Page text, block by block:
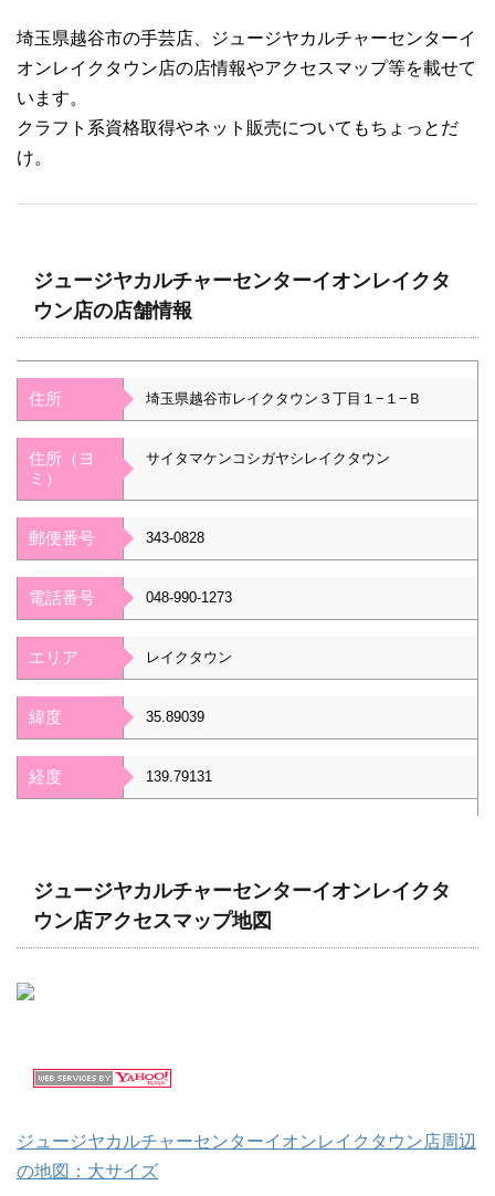
埼玉県越谷市の手芸店、ジュージヤカルチャーセンターイ
オンレイクタウン店の店情報やアクセスマップ等を載せて
います。
クラフト系資格取得やネット販売についてもちょっとだ
け。
ジュージヤカルチャーセンターイオンレイクタ
ウン店の店舗情報
住所 埼玉県越谷市レイクタウン３丁目１−１−Ｂ
住所（ヨ
ミ）
サイタマケンコシガヤシレイクタウン
郵便番号 343-0828
電話番号 048-990-1273
エリア レイクタウン
緯度 35.89039
経度 139.79131
ジュージヤカルチャーセンターイオンレイクタ
ウン店アクセスマップ地図
ジュージヤカルチャーセンターイオンレイクタウン店周辺
の地図：大サイズ